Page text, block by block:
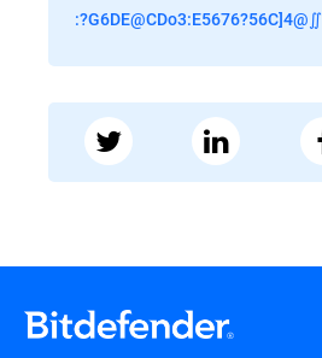
:?G6DE@CDo3:E5676?56C]4@∬